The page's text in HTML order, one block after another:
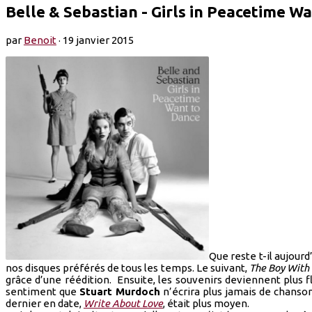
Belle & Sebastian - Girls in Peacetime
parBenoit· 19 janvier 2015
Que reste t-il
nos disques préférés de tous les temps. Le suivant, The Boy
grâce d’une réédition. Ensuite, les souvenirs deviennent
sentiment que Stuart Murdoch n’écrira plus jamais de
dernier en date, Write About Love, était plus moyen.